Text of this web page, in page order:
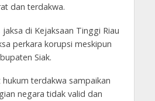
dan terdakwa.
di Kejaksaan Tinggi Riau
perkara korupsi meskipun
Siak.
terdakwa sampaikan
negara tidak valid dan